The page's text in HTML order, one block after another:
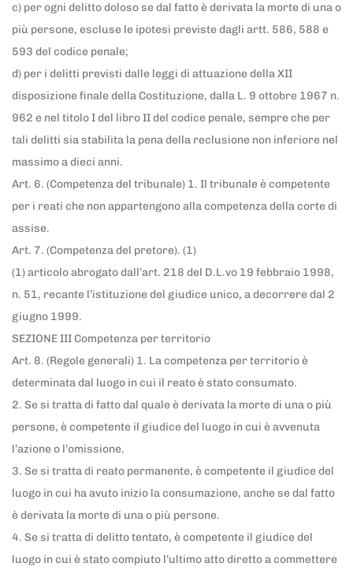
c) per ogni delitto doloso se dal fatto è derivata la morte di una o
più persone, escluse le ipotesi previste dagli artt. 586, 588 e
593 del codice penale;
d) per i delitti previsti dalle leggi di attuazione della XII
disposizione finale della Costituzione, dalla L. 9 ottobre 1967 n.
962 e nel titolo I del libro II del codice penale, sempre che per
tali delitti sia stabilita la pena della reclusione non inferiore nel
massimo a dieci anni.
Art. 6. (Competenza del tribunale) 1. Il tribunale è competente
per i reati che non appartengono alla competenza della corte di
assise.
Art. 7. (Competenza del pretore). (1)
(1) articolo abrogato dall’art. 218 del D.L.vo 19 febbraio 1998,
n. 51, recante l’istituzione del giudice unico, a decorrere dal 2
giugno 1999.
SEZIONE III Competenza per territorio
Art. 8. (Regole generali) 1. La competenza per territorio è
determinata dal luogo in cui il reato è stato consumato.
2. Se si tratta di fatto dal quale è derivata la morte di una o più
persone, è competente il giudice del luogo in cui è avvenuta
l’azione o l’omissione.
3. Se si tratta di reato permanente, è competente il giudice del
luogo in cui ha avuto inizio la consumazione, anche se dal fatto
è derivata la morte di una o più persone.
4. Se si tratta di delitto tentato, è competente il giudice del
luogo in cui è stato compiuto l’ultimo atto diretto a commettere